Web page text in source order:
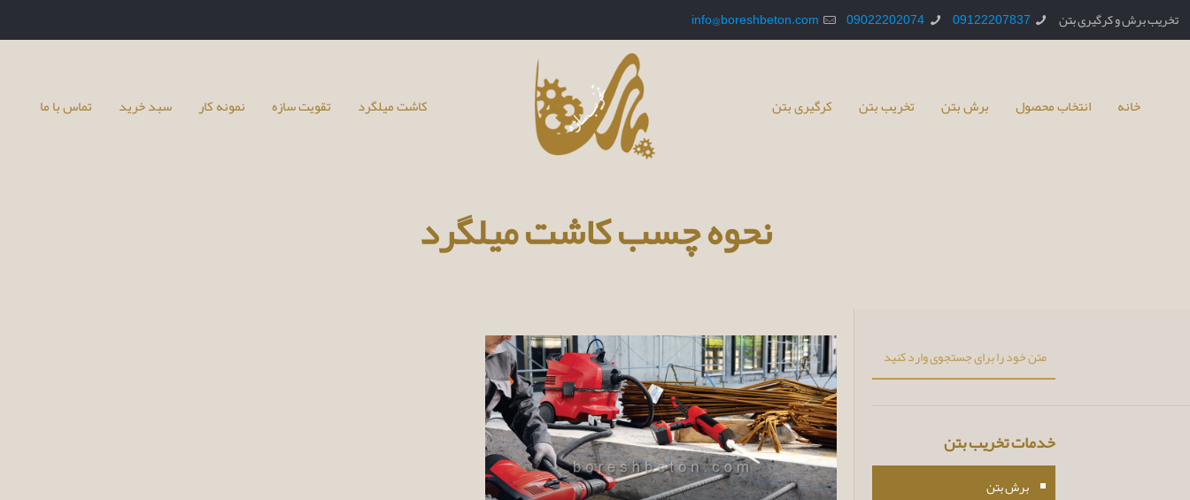
تخریب برش و کرگیری بتن 09122207837
09022202074
info@boreshbeton.com
کاشت میلگرد تقویت سازه نمونه کار سبد خرید تماس با ما خانه انتخاب محصول برش بتن تخریب بتن کرگیری بتن
نحوه چسب کاشت میلگرد
خدمات تخریب بتن
برش بتن